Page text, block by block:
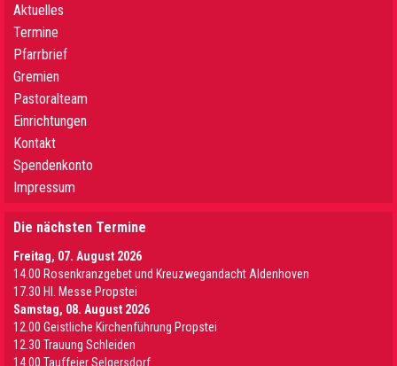
Aktuelles
Termine
Pfarrbrief
Gremien
Pastoralteam
Einrichtungen
Kontakt
Spendenkonto
Impressum
Die nächsten Termine
Freitag, 07. August 2026
14.00 Rosenkranzgebet und Kreuzwegandacht Aldenhoven
17.30 Hl. Messe Propstei
Samstag, 08. August 2026
12.00 Geistliche Kirchenführung Propstei
12.30 Trauung Schleiden
14.00 Tauffeier Selgersdorf